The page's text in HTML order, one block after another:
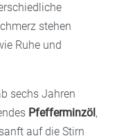
stehen
Ruhe und
sechs Jahren
Pfefferminzöl ,
auf die Stirn